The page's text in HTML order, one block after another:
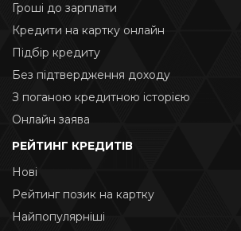
Гроші до зарплати
Кредити на картку онлайн
Підбір кредиту
Без підтвердження доходу
З поганою кредитною історією
Онлайн заява
РЕЙТИНГ КРЕДИТІВ
Нові
Рейтинг позик на картку
Найпопулярніші